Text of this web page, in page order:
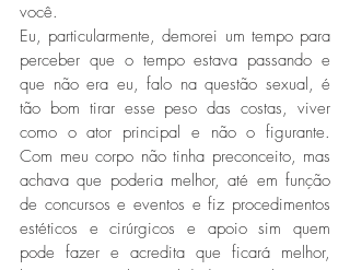
você.
Eu, particularmente, demorei um tempo para
perceber que o tempo estava passando e
que não era eu, falo na questão sexual, é
tão bom tirar esse peso das costas, viver
como o ator principal e não o figurante.
Com meu corpo não tinha preconceito, mas
achava que poderia melhor, até em função
de concursos e eventos e fiz procedimentos
estéticos e cirúrgicos e apoio sim quem
pode fazer e acredita que ficará melhor,